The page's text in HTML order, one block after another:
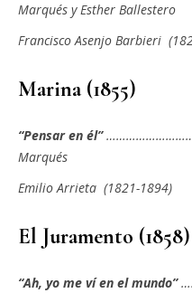
Marqués y Esther Ballestero
Francisco Asenjo
Marina (1855)
“Pensar en él”
Marqués
Emilio Arrieta (1821-1894)
El Juramento (1858)
“Ah, yo me ví en el mundo”